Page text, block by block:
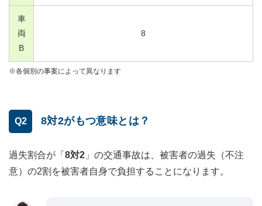
車
両
B
8
※各個別の事案によって異なります
Q2 8対2がもつ意味とは？
過失割合が「 8対2 」の交通事故は、被害者の過失（不注
意）の2割を被害者自身で負担することになります。